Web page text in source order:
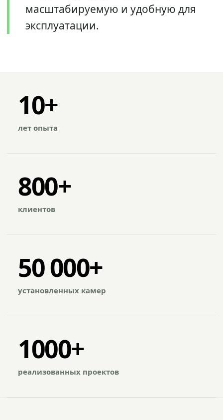
масштабируемую и удобную для
эксплуатации.
10+
лет опыта
800+
клиентов
50 000+
установленных камер
1000+
реализованных проектов